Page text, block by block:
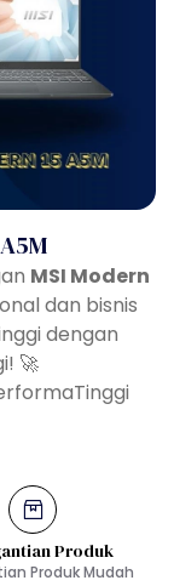
MSI Modern
dan bisnis
dengan
🚀
Produk
Produk Mudah